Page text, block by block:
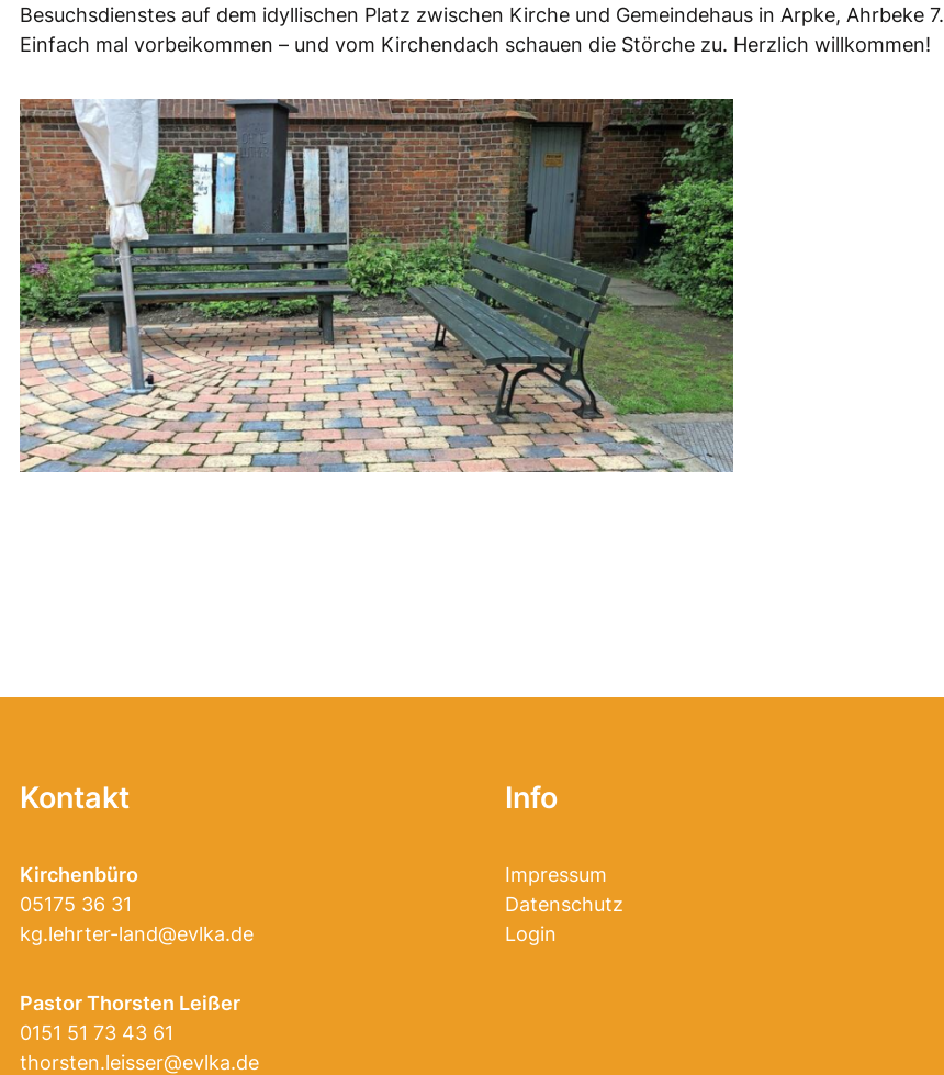
Besuchsdienstes auf dem idyllischen Platz zwischen Kirche und Gemeindehaus in Arpke, Ahrbeke 7.
Einfach mal vorbeikommen – und vom Kirchendach schauen die Störche zu. Herzlich willkommen!
Kontakt
Kirchenbüro
05175 36 31
kg.lehrter-land@evlka.de
Pastor Thorsten Leißer
0151 51 73 43 61
thorsten.leisser@evlka.de
Info
Impressum
Datenschutz
Login